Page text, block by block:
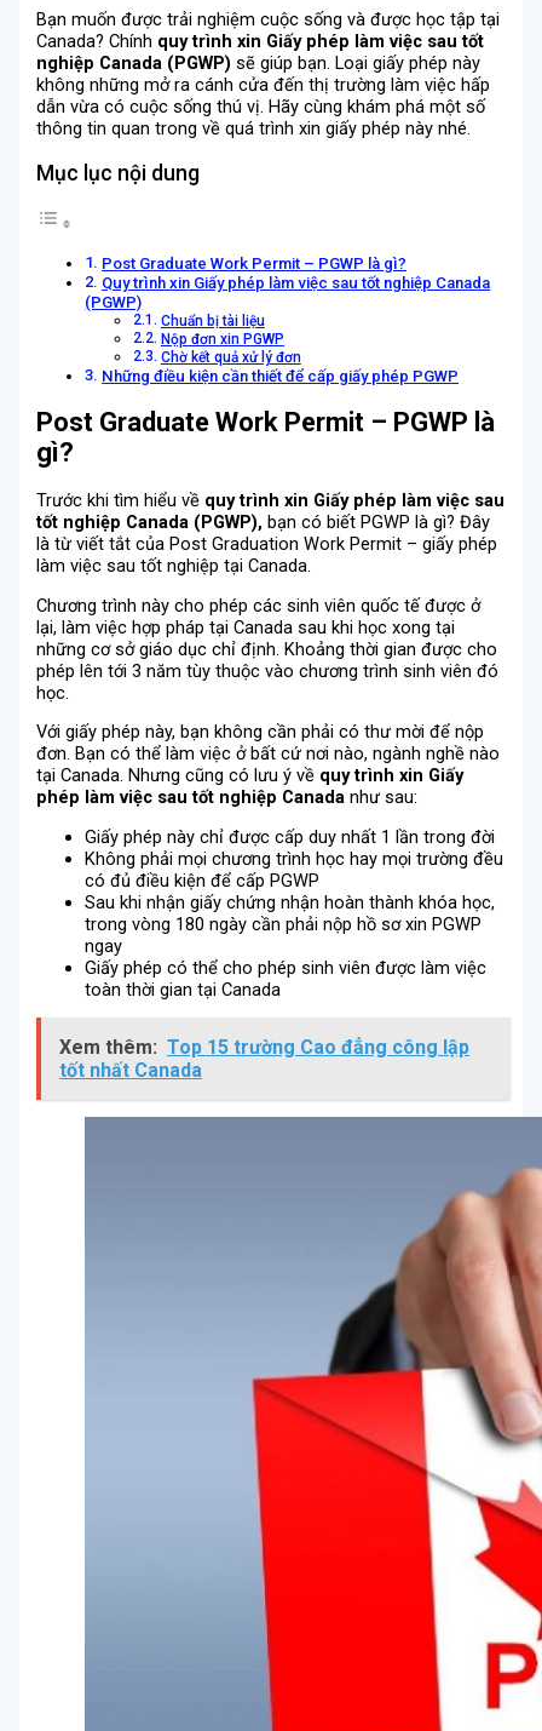
Bạn muốn được trải nghiệm cuộc sống và được học tập tại
Canada? Chính quy trình xin Giấy phép làm việc sau tốt
nghiệp Canada (PGWP) sẽ giúp bạn. Loại giấy phép này
không những mở ra cánh cửa đến thị trường làm việc hấp
dẫn vừa có cuộc sống thú vị. Hãy cùng khám phá một số
thông tin quan trong về quá trình xin giấy phép này nhé.
Mục lục nội dung
Post Graduate Work Permit – PGWP là gì?
Quy trình xin Giấy phép làm việc sau tốt nghiệp Canada
(PGWP)
Chuẩn bị tài liệu
Nộp đơn xin PGWP
Chờ kết quả xử lý đơn
Những điều kiện cần thiết để cấp giấy phép PGWP
Post Graduate Work Permit – PGWP là
gì?
Trước khi tìm hiểu về quy trình xin Giấy phép làm việc sau
tốt nghiệp Canada (PGWP),bạn có biết PGWP là gì? Đây
là từ viết tắt của Post Graduation Work Permit – giấy phép
làm việc sau tốt nghiệp tại Canada.
Chương trình này cho phép các sinh viên quốc tế được ở
lại, làm việc hợp pháp tại Canada sau khi học xong tại
những cơ sở giáo dục chỉ định. Khoảng thời gian được cho
phép lên tới 3 năm tùy thuộc vào chương trình sinh viên đó
học.
Với giấy phép này, bạn không cần phải có thư mời để nộp
đơn. Bạn có thể làm việc ở bất cứ nơi nào, ngành nghề nào
tại Canada. Nhưng cũng có lưu ý về quy trình xin Giấy
phép làm việc sau tốt nghiệp Canada như sau:
Giấy phép này chỉ được cấp duy nhất 1 lần trong đời
Không phải mọi chương trình học hay mọi trường đều
có đủ điều kiện để cấp PGWP
Sau khi nhận giấy chứng nhận hoàn thành khóa học,
trong vòng 180 ngày cần phải nộp hồ sơ xin PGWP
ngay
Giấy phép có thể cho phép sinh viên được làm việc
toàn thời gian tại Canada
Xem thêm: Top 15 trường Cao đẳng công lập
tốt nhất Canada